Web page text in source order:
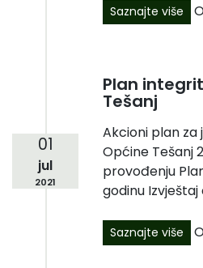
Saznajte više
01
jul
2021
Plan
Tešanj
Akcioni plan
Općine Tešanj
provođenju
godinu Izvještaj
Saznajte više